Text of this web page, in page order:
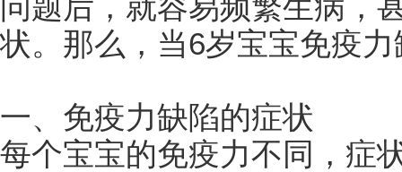
问题后，就容易频繁生病，
状。那么，当6岁宝宝免疫
一、免疫力缺陷的症状
每个宝宝的免疫力不同，症